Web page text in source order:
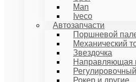
Man
Iveco
Автозапчасти
Поршневой
Механический
Звездочка
Направляющая
Рокер и другие